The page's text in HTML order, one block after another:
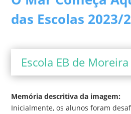
das Escolas 2023/
Escola EB de
Memória descritiva da imagem:
Inicialmente, os alunos foram